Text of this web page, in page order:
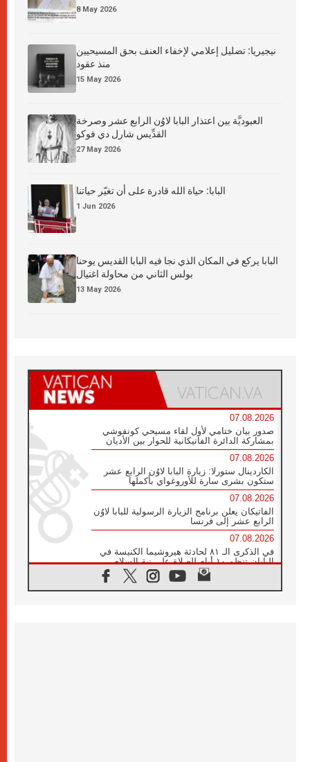
8 May 2026
نيجيريا: تضليل إعلامي لإخفاء العنف بحق المسيحيين
منذ عقود
15 May 2026
العبوديَّة بين اعتذار البابا لاوُن الرابع عشر وصرخة
القدِّيس شارل دي فوكو
27 May 2026
البابا: حياة الله قادرة على أن تغيّر حياتنا
1 Jun 2026
البابا يركع في المكان الذي نجا فيه البابا القديس يوحنا
بولس الثاني من محاولة اغتيال
13 May 2026
07.08.2026
صدور بيان ختامي لأول لقاء مسيحي كونفوشي
بمشاركة الدائرة الفاتيكانية للحوار بين الأديان
07.08.2026
الكاردينال ستورلا: زيارة البابا لاوُن الرابع عشر
ستكون بشرى سارة للأوروغواي بأكملها
07.08.2026
الفاتيكان يعلن برنامج الزيارة الرسولية للبابا لاوُن
الرابع عشر إلى فرنسا
07.08.2026
في الذكرى الـ ٨١ لحادثة هيروشيما الكنيسة في
اليابان تنظم ١٠ أيام للصلاة على نية السلام
الكنيسة في الأوروغواي: زيارة البابا ستعزز